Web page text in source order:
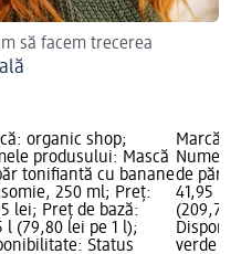
să facem trecerea
organic shop;
produsului: Mască
tonifiantă cu banane
250 ml; Preț:
lei; Preț de bază:
l (79,80 lei pe 1 l);
Status
Marcă:
Numele
de păr
41,95
(209,75
verde